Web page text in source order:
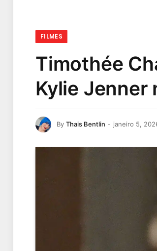
FILMES
Timothée
Kylie Jenner
By Thais Bentlin janeiro 5,